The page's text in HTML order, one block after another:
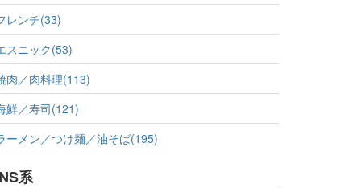
レンチ(33)
スニック(53)
肉／肉料理(113)
鮮／寿司(121)
ーメン／つけ麺／油そば(195)
系